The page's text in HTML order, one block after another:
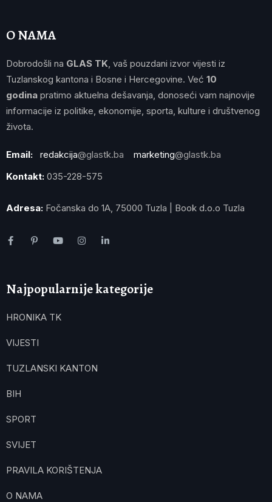
O NAMA
Dobrodošli na GLAS TK , vaš pouzdani izvor vijesti iz
Tuzlanskog kantona i Bosne i Hercegovine. Već 10
godina pratimo aktuelna dešavanja, donoseći vam najnovije
informacije iz politike, ekonomije, sporta, kulture i društvenog
života.
Email: redakcija@glastk.ba marketing@glastk.ba
Kontakt: 035-228-575
Adresa: Fočanska do 1A, 75000 Tuzla | Book d.o.o Tuzla
Najpopularnije kategorije
HRONIKA TK
VIJESTI
TUZLANSKI KANTON
BIH
SPORT
SVIJET
PRAVILA KORIŠTENJA
O NAMA